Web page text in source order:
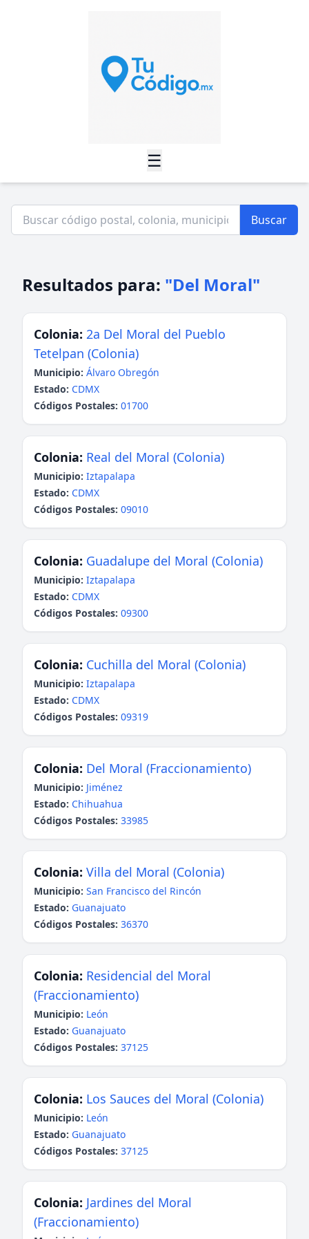
☰
Buscar
Resultados para: "Del Moral"
Colonia: 2a Del Moral del Pueblo
Tetelpan (Colonia)
Municipio: Álvaro Obregón
Estado: CDMX
Códigos Postales: 01700
Colonia: Real del Moral (Colonia)
Municipio: Iztapalapa
Estado: CDMX
Códigos Postales: 09010
Colonia: Guadalupe del Moral (Colonia)
Municipio: Iztapalapa
Estado: CDMX
Códigos Postales: 09300
Colonia: Cuchilla del Moral (Colonia)
Municipio: Iztapalapa
Estado: CDMX
Códigos Postales: 09319
Colonia: Del Moral (Fraccionamiento)
Municipio: Jiménez
Estado: Chihuahua
Códigos Postales: 33985
Colonia: Villa del Moral (Colonia)
Municipio: San Francisco del Rincón
Estado: Guanajuato
Códigos Postales: 36370
Colonia: Residencial del Moral
(Fraccionamiento)
Municipio: León
Estado: Guanajuato
Códigos Postales: 37125
Colonia: Los Sauces del Moral (Colonia)
Municipio: León
Estado: Guanajuato
Códigos Postales: 37125
Colonia: Jardines del Moral
(Fraccionamiento)